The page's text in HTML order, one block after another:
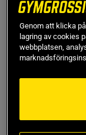
SKU #890961-2| EAN
CLA är ett
innehåller CLA
produktkategorin
Genom att klicka
lagring av cookies
webbplatsen,